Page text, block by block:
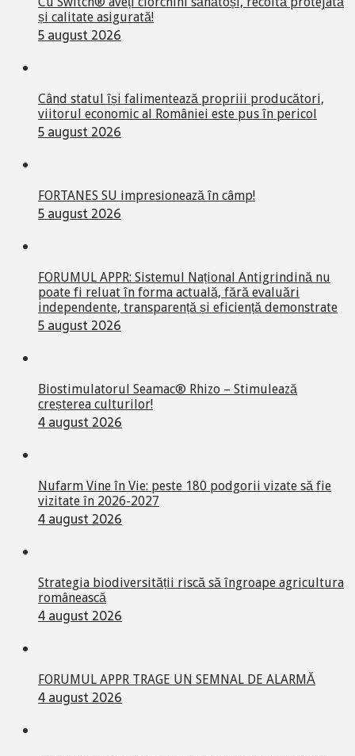
și calitate asigurată!
5 august 2026
Când statul își falimentează propriii producători,
viitorul economic al României este pus în pericol
5 august 2026
FORTANES SU impresionează în câmp!
5 august 2026
FORUMUL APPR: Sistemul Național Antigrindină nu
poate fi reluat în forma actuală, fără evaluări
independente, transparență și eficiență demonstrate
5 august 2026
Biostimulatorul Seamac® Rhizo – Stimulează
creșterea culturilor!
4 august 2026
Nufarm Vine în Vie: peste 180 podgorii vizate să fie
vizitate în 2026-2027
4 august 2026
Strategia biodiversității riscă să îngroape agricultura
românească
4 august 2026
FORUMUL APPR TRAGE UN SEMNAL DE ALARMĂ
4 august 2026